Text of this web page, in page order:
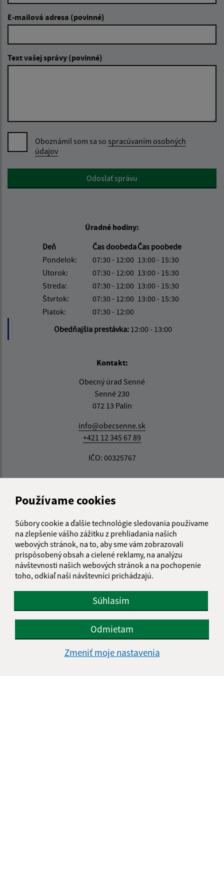
Používame cookies
Súbory cookie a ďalšie technológie sledovania používame
na zlepšenie vášho zážitku z prehliadania našich
webových stránok, na to, aby sme vám zobrazovali
prispôsobený obsah a cielené reklamy, na analýzu
návštevnosti našich webových stránok a na pochopenie
toho, odkiaľ naši návštevníci prichádzajú.
Súhlasím
Odmietam
Zmeniť moje nastavenia
E-mailová adresa (povinné)
Text vašej správy (povinné)
Oboznámil som sa so spracúvaním osobných
údajov
Google reCaptcha ResponseOdoslať správu
Úradné hodiny:
Deň
Čas doobedaČas poobede
Pondelok:
07:30 - 12:00 13:00 - 15:30
Utorok:
07:30 - 12:00 13:00 - 15:30
Streda:
07:30 - 12:00 13:00 - 15:30
Štvrtok:
07:30 - 12:00 13:00 - 15:30
Piatok:
07:30 - 12:00
Obedňajšia prestávka: 12:00 - 13:00
Kontakt:
Obecný úrad Senné
Senné 230
072 13 Palín
info@obecsenne.sk
+421 12 345 67 89
IČO: 00325767
Informácie o stránke: